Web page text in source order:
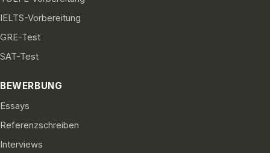
IELTS-Vorbereitung
GRE-Test
SAT-Test
BEWERBUNG
Essays
Referenzschreiben
Interviews